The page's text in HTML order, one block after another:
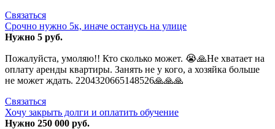
Связаться
Срочно нужно 5к, иначе останусь на улице
Нужно 5 руб.
Пожалуйста, умоляю!! Кто сколько может. 😭🙏Не хватает на
оплату аренды квартиры. Занять не у кого, а хозяйка больше
не может ждать. 2204320665148526🙏🙏🙏
Связаться
Хочу закрыть долги и оплатить обучение
Нужно 250 000 руб.